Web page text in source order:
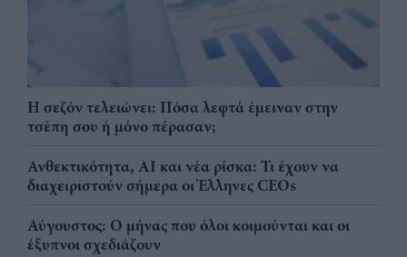
Η σεζόν τελειώνει: Πόσα λεφτά έμειναν στην
τσέπη σου ή μόνο πέρασαν;
Ανθεκτικότητα, AI και νέα ρίσκα: Τι έχουν να
διαχειριστούν σήμερα οι Έλληνες CEOs
Αύγουστος: Ο μήνας που όλοι κοιμούνται και οι
έξυπνοι σχεδιάζουν